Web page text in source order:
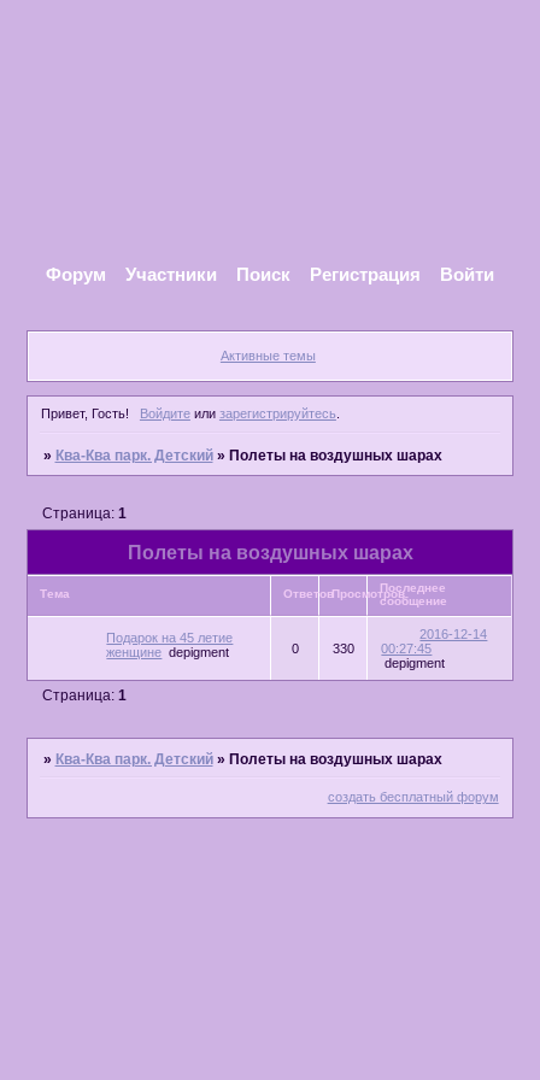
Форум Участники Поиск Регистрация Войти
Активные темы
Привет, Гость! Войдитеили зарегистрируйтесь.
» Ква-Ква парк. Детский » Полеты на воздушных шарах
Полеты на воздушных шарах
Страница: 1
Тема ОтветовПросмотровПоследнее
сообщение
Подарок на 45 летие
женщине depigment 0 330
2016-12-14
00:27:45
depigment
Страница: 1
» Ква-Ква парк. Детский » Полеты на воздушных шарах
создать бесплатный форум